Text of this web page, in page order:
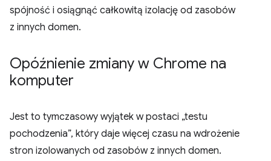
spójność i osiągnąć całkowitą izolację od zasobów
z innych domen.
Opóźnienie zmiany w Chrome na
komputer
Jest to tymczasowy wyjątek w postaci „testu
pochodzenia”, który daje więcej czasu na wdrożenie
stron izolowanych od zasobów z innych domen.